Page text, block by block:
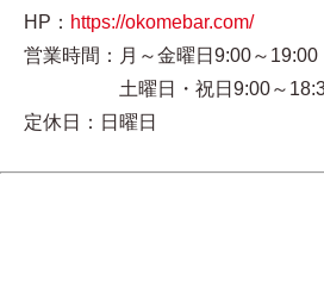
HP： https://okomebar.com/
営業時間：月～金曜日9:00～19:00
土曜日・祝日9:00～
定休日：日曜日